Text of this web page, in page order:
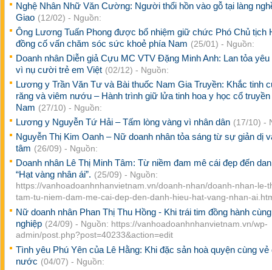
Nghệ Nhân Nhữ Văn Cường: Người thổi hồn vào gỗ tại làng
Giao (12/02) - Nguồn:
Ông Lương Tuấn Phong được bổ nhiệm giữ chức Phó Chủ tịch
đồng cố vấn chăm sóc sức khoẻ phía Nam (25/01) - Nguồn:
Doanh nhân Diễn giả Cựu MC VTV Đặng Minh Anh: Lan tỏa
vì nụ cười trẻ em Việt (02/12) - Nguồn:
Lương y Trần Văn Tư và Bài thuốc Nam Gia Truyền: Khắc tinh
răng và viêm nướu – Hành trình giữ lửa tinh hoa y học cổ truyền
Nam (27/10) - Nguồn:
Lương y Nguyễn Tứ Hải – Tấm lòng vàng vì nhân dân (17/10) -
Nguyễn Thị Kim Oanh – Nữ doanh nhân tỏa sáng từ sự giản dị
tâm (26/09) - Nguồn:
Doanh nhân Lê Thị Minh Tâm: Từ niềm đam mê cái đẹp đến
“Hạt vàng nhân ái”. (25/09) - Nguồn:
https://vanhoadoanhnhanvietnam.vn/doanh-nhan/doanh-nhan-le-
tam-tu-niem-dam-me-cai-dep-den-danh-hieu-hat-vang-nhan-
Nữ doanh nhân Phan Thị Thu Hồng - Khi trái tim đồng hành
nghiệp (24/09) - Nguồn: https://vanhoadoanhnhanvietnam.vn/wp-
admin/post.php?post=40233&action=edit
Tình yêu Phú Yên của Lê Hằng: Khi đặc sản hoà quyện cùng vẻ
nước (04/07) - Nguồn: